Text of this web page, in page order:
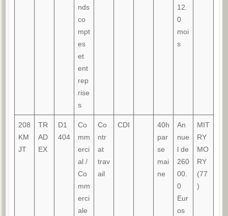
nds
co
mpt
es
et
ent
rep
rise
s
12.
0
moi
s
208
KM
JT
TR
AD
EX
D1
404
Co
mm
erci
al /
Co
mm
erci
ale
Co
ntr
at
trav
ail
CDI
40h
par
se
mai
ne
An
nue
l de
260
00.
0
Eur
os
MIT
RY
MO
RY
(77
)